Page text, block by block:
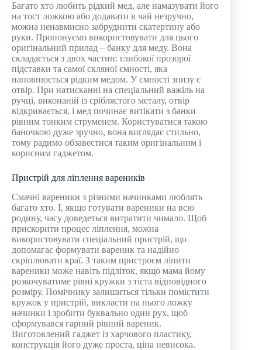
Багато хто любить рідкий мед, але намазувати його
на тост ложкою або додавати в чай ​​незручно,
можна ненавмисно забруднити скатертину або
руки. Пропонуємо використовувати для цього
оригінальний прилад – банку для меду. Вона
складається з двох частин: глибокої прозорої
підставки та самої скляної ємності, яка
наповнюється рідким медом. У ємності знизу є
отвір. При натисканні на спеціальний важіль на
ручці, виконаній із сріблястого металу, отвір
відкривається, і мед починає витікати з банки
рівним тонким струменем. Користуватися такою
баночкою дуже зручно, вона виглядає стильно,
тому радимо обзавестися таким оригінальним і
корисним гаджетом.
Пристрій для ліплення вареників
Смачні вареники з різними начинками люблять
багато хто. І, якщо готувати вареники на всю
родину, часу доведеться витратити чимало. Щоб
прискорити процес ліплення, можна
використовувати спеціальний пристрій, що
допомагає формувати вареник та надійно
скріплювати краї. З таким пристроєм ліпити
вареники може навіть підліток, якщо мама йому
розкочуватиме рівні кружки з тіста відповідного
розміру. Помічнику залишиться тільки помістити
кружок у пристрій, викласти на нього ложку
начинки і зробити буквально один рух, щоб
сформувався гарний рівний вареник.
Виготовлений гаджет із харчового пластику,
конструкція його дуже проста, ціна невисока.